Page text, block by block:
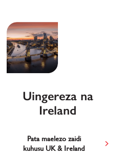
Uingereza na
Ireland
Pata maelezo zaidi
kuhusu UK & Ireland